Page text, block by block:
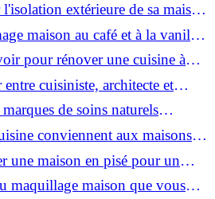
extérieure de sa maison
performante et durable ?
maison au café et à la vanille
pour rénover une cuisine à
et aides locales ?
cuisiniste, architecte et
à Voiron ?de soins naturels
conviennent aux maisons et
?
une maison en pisé pour un
?
maquillage maison que vous